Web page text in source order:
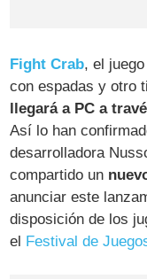
Fight Crab, el
con espadas y otro
llegará a PC a
Así lo han
desarrolladora
compartido un
anunciar este
disposición de los
el Festival de